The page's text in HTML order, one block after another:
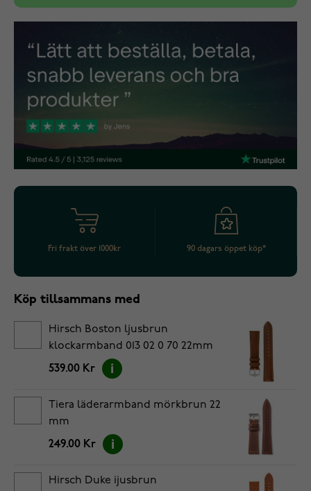
Fri frakt över 1000kr 90 dagars öppet köp*
Köp tillsammans med
Hirsch Boston ljusbrun
klockarmband 013 02 0 70 22mm
539.00 Kr
Tiera läderarmband mörkbrun 22
mm
249.00 Kr
Hirsch Duke ijusbrun